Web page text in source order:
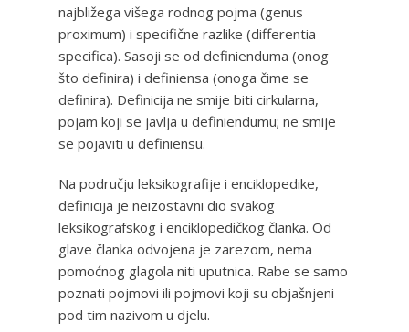
najbližega višega rodnog pojma (genus
proximum) i specifične razlike (differentia
specifica). Sasoji se od definienduma (onog
što definira) i definiensa (onoga čime se
definira). Definicija ne smije biti cirkularna,
pojam koji se javlja u definiendumu; ne smije
se pojaviti u definiensu.
Na području leksikografije i enciklopedike,
definicija je neizostavni dio svakog
leksikografskog i enciklopedičkog članka. Od
glave članka odvojena je zarezom, nema
pomoćnog glagola niti uputnica. Rabe se samo
poznati pojmovi ili pojmovi koji su objašnjeni
pod tim nazivom u djelu.